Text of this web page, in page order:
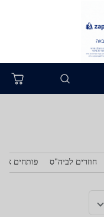
חוזרים לביה"ס פותחים את